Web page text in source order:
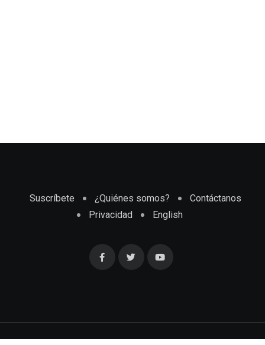
Suscríbete ¿Quiénes somos?
Contáctanos
Privacidad
English